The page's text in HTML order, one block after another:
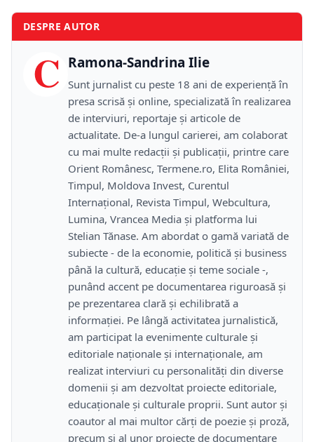
DESPRE AUTOR
C Ramona-Sandrina Ilie
Sunt jurnalist cu peste 18 ani de experiență în
presa scrisă și online, specializată în realizarea
de interviuri, reportaje și articole de
actualitate. De-a lungul carierei, am colaborat
cu mai multe redacții și publicații, printre care
Orient Românesc, Termene.ro, Elita României,
Timpul, Moldova Invest, Curentul
Internațional, Revista Timpul, Webcultura,
Lumina, Vrancea Media și platforma lui
Stelian Tănase. Am abordat o gamă variată de
subiecte - de la economie, politică și business
până la cultură, educație și teme sociale -,
punând accent pe documentarea riguroasă și
pe prezentarea clară și echilibrată a
informației. Pe lângă activitatea jurnalistică,
am participat la evenimente culturale și
editoriale naționale și internaționale, am
realizat interviuri cu personalități din diverse
domenii și am dezvoltat proiecte editoriale,
educaționale și culturale proprii. Sunt autor și
coautor al mai multor cărți de poezie și proză,
precum și al unor proiecte de documentare